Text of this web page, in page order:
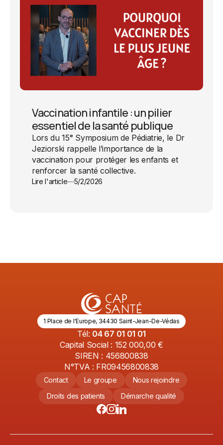
Vaccination infantile : un pilier
essentiel de la santé publique
Lors du 15ᵉ Symposium de Pédiatrie, le Dr
Jeziorski rappelle l’importance de la
vaccination pour protéger les enfants et
renforcer la santé collective.
Lire l'article 5/2/2026
1 Place de l'Europe, 34430 Saint-Jean-De-Védas
Tél: 04 67 01 01 01
Capital Social : 152 000,00 €
SIREN : 456800838
N°TVA : FR09456800838
Contact Le groupe
Nous rejoindre
Droits des patients
Démarche qualité